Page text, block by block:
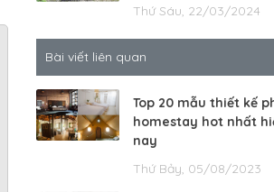
Thứ Sáu, 22/03/2024
Bài viết liên quan
Top 20 mẫu thiết kế
homestay hot nhất
nay
Thứ Bảy, 05/08/2023